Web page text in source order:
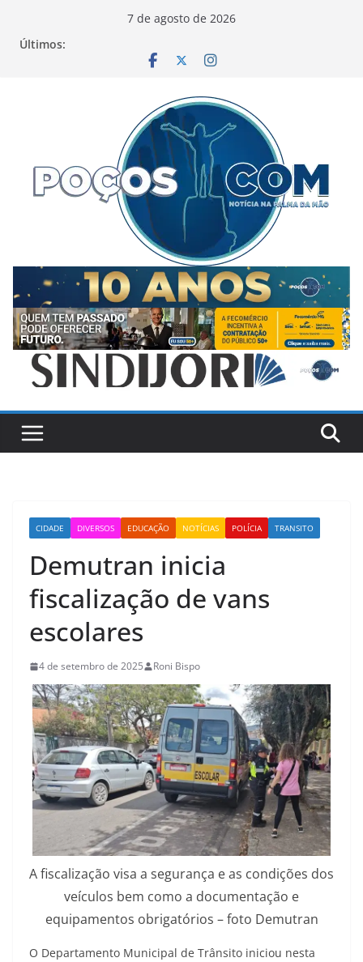
7 de agosto de 2026
Últimos:
CIDADE DIVERSOS EDUCAÇÃO NOTÍCIAS POLÍCIA TRANSITO
Demutran inicia
fiscalização de vans
escolares
4 de setembro de 2025 Roni Bispo
A fiscalização visa a segurança e as condições dos
veículos bem como a documentação e
equipamentos obrigatórios – foto Demutran
O Departamento Municipal de Trânsito iniciou nesta